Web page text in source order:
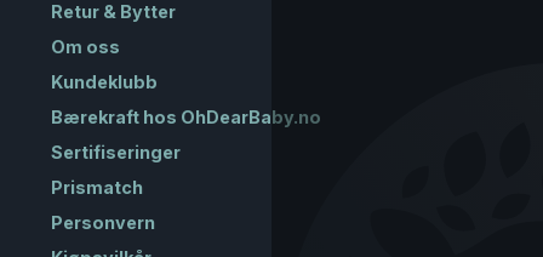
Retur & Bytter
Om oss
Kundeklubb
Bærekraft hos OhDearBaby.no
Sertifiseringer
Prismatch
Personvern